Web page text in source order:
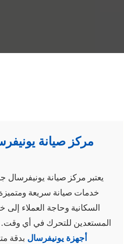
مركز صيانة
يعتبر مركز صيانة
خدمات صيانة سريعة
السكانية وحاجة العملاء
المستعدين للتحرك في أي وقت.
أجهزة يونيفرسال بدقة